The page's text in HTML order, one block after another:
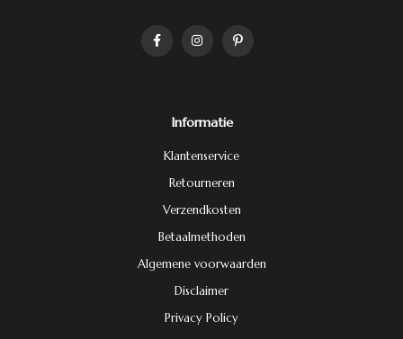
Informatie
Klantenservice
Retourneren
Verzendkosten
Betaalmethoden
Algemene voorwaarden
Disclaimer
Privacy Policy